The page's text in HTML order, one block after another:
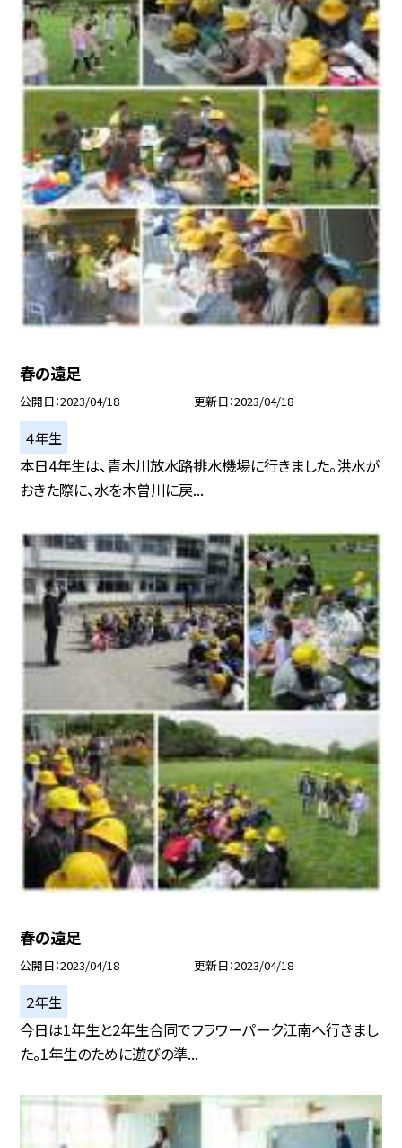
春の遠足
公開日 2023/04/18 更新日 2023/04/18
４年生
本日4年生は、青木川放水路排水機場に行きました。洪水が
おきた際に、水を木曽川に戻...
春の遠足
公開日 2023/04/18 更新日 2023/04/18
２年生
今日は1年生と2年生合同でフラワーパーク江南へ行きまし
た。1年生のために遊びの準...